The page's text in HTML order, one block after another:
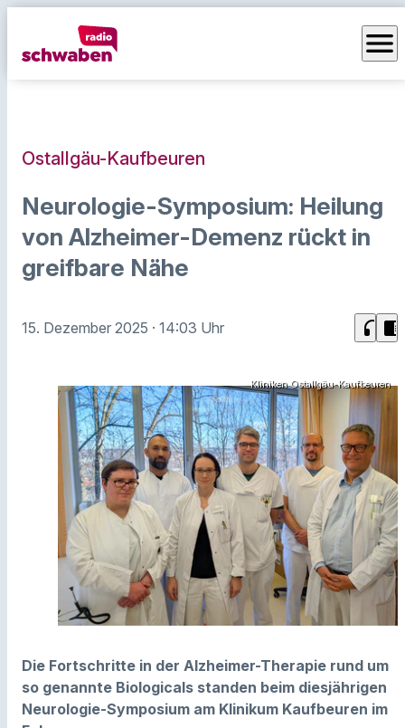
menu
Ostallgäu-Kaufbeuren
Neurologie-Symposium: Heilung
von Alzheimer-Demenz rückt in
greifbare Nähe
15. Dezember 2025 · 14:03 Uhr headphones chrome_reader_mode
Kliniken Ostallgäu-Kaufbeuren
Die Fortschritte in der Alzheimer-Therapie rund um
so genannte Biologicals standen beim diesjährigen
Neurologie-Symposium am Klinikum Kaufbeuren im